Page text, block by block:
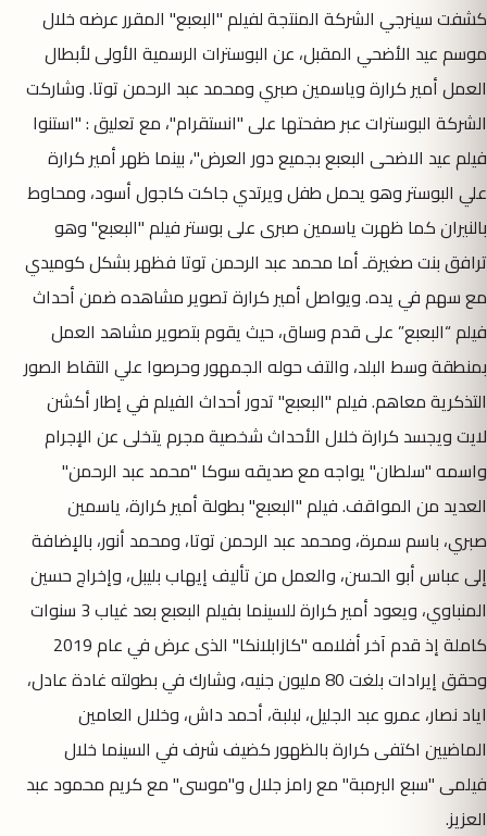
كشفت سينرجي الشركة المنتجة لفيلم "البعبع" المقرر عرضه خلال
موسم عيد الأضحي المقبل، عن البوسترات الرسمية الأولى لأبطال
العمل أمير كرارة وياسمين صبري ومحمد عبد الرحمن توتا. وشاركت
الشركة البوسترات عبر صفحتها على "انستقرام"، مع تعليق : "استنوا
فيلم عيد الاضحى البعبع بجميع دور العرض"، بينما ظهر أمير كرارة
علي البوستر وهو يحمل طفل ويرتدي جاكت كاجول أسود، ومحاوط
بالنيران كما ظهرت ياسمين صبرى على بوستر فيلم "البعبع" وهو
ترافق بنت صغيرةـ أما محمد عبد الرحمن توتا فظهر بشكل كوميدي
مع سهم في يده. ويواصل أمير كرارة تصوير مشاهده ضمن أحداث
فيلم “البعبع” على قدم وساق، حيث يقوم بتصوير مشاهد العمل
بمنطقة وسط البلد، والتف حوله الجمهور وحرصوا علي التقاط الصور
التذكرية معاهم. فيلم "البعبع" تدور أحداث الفيلم في إطار أكشن
لايت ويجسد كرارة خلال الأحداث شخصية مجرم يتخلى عن الإجرام
واسمه "سلطان" يواجه مع صديقه سوكا "محمد عبد الرحمن"
العديد من المواقف. فيلم "البعبع" بطولة أمير كرارة، ياسمين
صبري، باسم سمرة، ومحمد عبد الرحمن توتا، ومحمد أنور، بالإضافة
إلى عباس أبو الحسن، والعمل من تأليف إيهاب بليبل، وإخراج حسين
المنباوي، ويعود أمير كرارة للسينما بفيلم البعبع بعد غياب 3 سنوات
كاملة إذ قدم آخر أفلامه "كازابلانكا" الذى عرض في عام 2019
وحقق إيرادات بلغت 80 مليون جنيه، وشارك في بطولته غادة عادل،
اياد نصار، عمرو عبد الجليل، لبلبة، أحمد داش، وخلال العامين
الماضيين اكتفى كرارة بالظهور كضيف شرف في السينما خلال
فيلمى "سبع البرمبة" مع رامز جلال و"موسى" مع كريم محمود عبد
العزيز.